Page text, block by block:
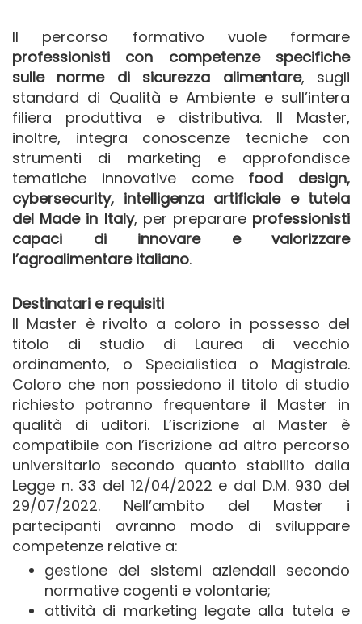
Il percorso formativo vuole formare
professionisti con competenze specifiche
sulle norme di sicurezza alimentare, sugli
standard di Qualità e Ambiente e sull’intera
filiera produttiva e distributiva. Il Master,
inoltre, integra conoscenze tecniche con
strumenti di marketing e approfondisce
tematiche innovative come food design,
cybersecurity, intelligenza artificiale e tutela
del Made in Italy, per preparare professionisti
capaci di innovare e valorizzare
l’agroalimentare italiano.
Destinatari e requisiti
Il Master è rivolto a coloro in possesso del
titolo di studio di Laurea di vecchio
ordinamento, o Specialistica o Magistrale.
Coloro che non possiedono il titolo di studio
richiesto potranno frequentare il Master in
qualità di uditori. L’iscrizione al Master è
compatibile con l’iscrizione ad altro percorso
universitario secondo quanto stabilito dalla
Legge n. 33 del 12/04/2022 e dal D.M. 930 del
29/07/2022. Nell’ambito del Master i
partecipanti avranno modo di sviluppare
competenze relative a:
gestione dei sistemi aziendali secondo
normative cogenti e volontarie;
attività di marketing legate alla tutela e